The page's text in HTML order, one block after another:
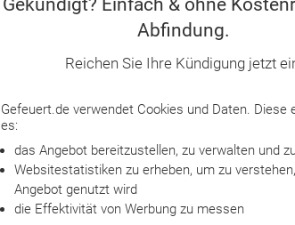
betroffenen Frau. Diesen kopierte sie auf
Mitarbeiterin der Gemeinde weiter. Nach
sicherstellen wollen. Die
Daraufhin reichte die Beschäftigte eine
Arbeitsgericht Aachen war diese auch
eine Kündigung an, aber aufgrund des
Wiederholungsgefahr beurteilte das
Die Gemeinde legte Berufung ein und
Gekündigt? Einfach & ohne
Abfindung.
Reichen Sie Ihre Kündigung jetzt
Gefeuert.de verwendet Cookies und Daten. Diese
es:
das Angebot bereitzustellen, zu verwalten und
Websitestatistiken zu erheben, um zu
Angebot genutzt wird
die Effektivität von Werbung zu messen